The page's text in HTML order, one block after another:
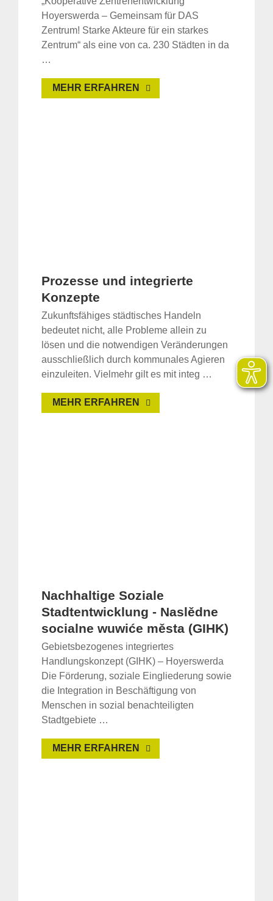
Hoyerswerda – Gemeinsam für DAS
Zentrum! Starke Akteure für ein starkes
Zentrum“ als eine von ca. 230 Städten in da
…
MEHR ERFAHREN
Prozesse und integrierte
Konzepte
Zukunftsfähiges städtisches Handeln
bedeutet nicht, alle Probleme allein zu
lösen und die notwendigen Veränderungen
ausschließlich durch kommunales Agieren
einzuleiten. Vielmehr gilt es mit integ …
MEHR ERFAHREN
Nachhaltige Soziale
Stadtentwicklung - Naslědne
socialne wuwiće města (GIHK)
Gebietsbezogenes integriertes
Handlungskonzept (GIHK) – Hoyerswerda
Die Förderung, soziale Eingliederung sowie
die Integration in Beschäftigung von
Menschen in sozial benachteiligten
Stadtgebiete …
MEHR ERFAHREN